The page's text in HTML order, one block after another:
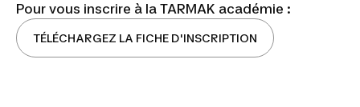
Pour vous inscrire à la TARMAK académie :
TÉLÉCHARGEZ LA FICHE D'INSCRIPTION